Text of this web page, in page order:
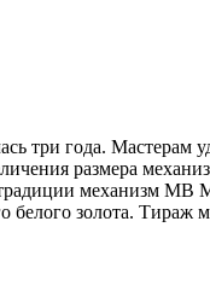
три года. Мастерам
размера
механизм MB
золота. Тираж